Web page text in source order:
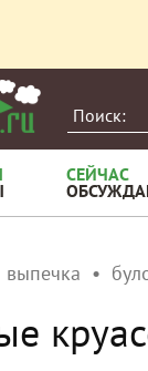
СЕЙЧАС
выпечка